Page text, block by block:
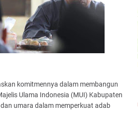
komitmennya dalam membangun
Ulama Indonesia (MUI) Kabupaten
umara dalam memperkuat adab